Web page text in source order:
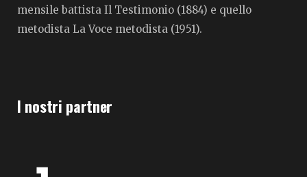
mensile battista Il Testimonio (1884) e quello
metodista La Voce metodista (1951).
I nostri partner